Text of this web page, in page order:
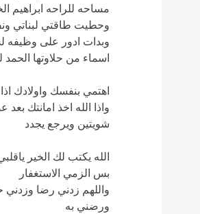
مساحه للراحه ابراهيم
وحطيت طاقتي لبناتي
وبدات ادور على
اسماء من حلاوتها الحمد
اهتمي بنفسك واولادك
واذا الله اخذ امانتك
شويتين ويرجع يجدد
الله يكتب لك الخير
بس الزمي الاستغفار
واللهم زدني رضا وزدني
ورضني به